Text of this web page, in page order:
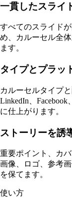
一貫したスライ
すべてのスライド
め、カルーセル全
ます。
タイプとプラッ
カルーセルタイプ
LinkedIn、
に仕上がります。
ストーリーを誘
重要ポイント、カ
画像、ロゴ、参考
を保てます。
使い方